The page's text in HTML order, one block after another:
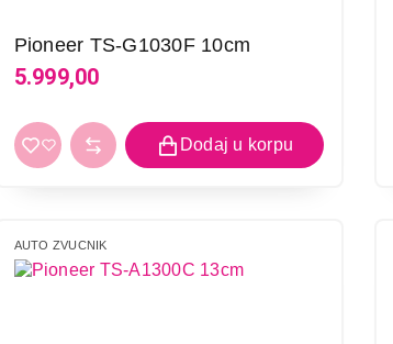
Pioneer TS-G1030F 10cm
5.999,00
AUTO ZVUCNIK